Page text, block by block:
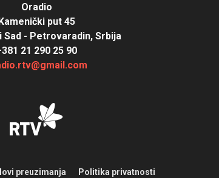
Oradio
put 45
Sad - Petrovaradin, Srbija
21 290 25 90
preuzimanja Politika privatnosti